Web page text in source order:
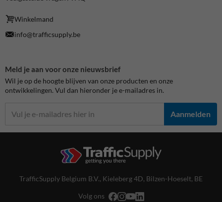
Winkelmand
info@trafficsupply.be
Meld je aan voor onze nieuwsbrief
Wil je op de hoogte blijven van onze producten en onze
ontwikkelingen. Vul dan hieronder je e-mailadres in.
Aanmelden
TrafficSupply Belgium B.V., Kieleberg 4D, Bilzen-Hoeselt, BE
Volg ons